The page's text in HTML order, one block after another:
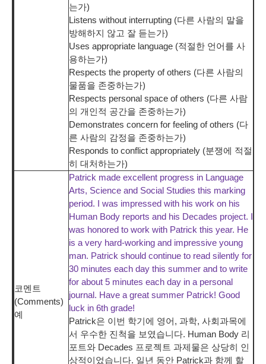
는가)
Listens without interrupting (다른 사람의 말을
방해하지 않고 잘 듣는가)
Uses appropriate language (적절한 언어를 사
용하는가)
Respects the property of others (다른 사람의
물품을 존중하는가)
Respects personal space of others (다른 사람
의 개인적 공간을 존중하는가)
Demonstrates concern for feeling of others (다
른 사람의 감정을 존중하는가)
Responds to conflict appropriately (분쟁에 적절
히 대처하는가)
코멘트
(Comments)
예
Patrick made excellent progress in Language
Arts, Science and Social Studies this marking
period. I was impressed with his work on his
Human Body reports and his Decades project. I
was honored to work with Patrick this year. He
is a very hard-working and impressive young
man. Patrick should continue to read silently for
30 minutes each day this summer and to write
for about 5 minutes each day in a personal
journal. Have a great summer Patrick! Good
luck in 6th grade!
Patrick은 이번 학기에 영어, 과학, 사회과목에
서 우수한 진척을 보였습니다. Human Body 리
포트와 Decades 프로젝트 과제물은 상당히 인
상적이었습니다. 일년 동안 Patrick과 함께 할